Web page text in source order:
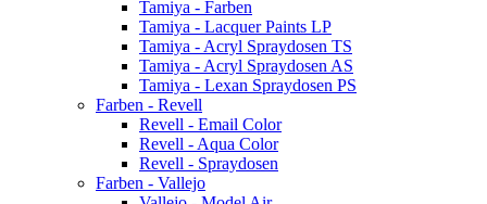
Tamiya - Farben
Tamiya - Lacquer Paints LP
Tamiya - Acryl Spraydosen TS
Tamiya - Acryl Spraydosen AS
Tamiya - Lexan Spraydosen PS
Farben - Revell
Revell - Email Color
Revell - Aqua Color
Revell - Spraydosen
Farben - Vallejo